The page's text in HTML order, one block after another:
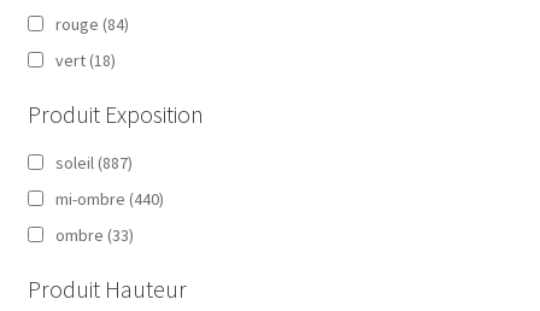
rouge (84)
vert (18)
Produit Exposition
soleil (887)
mi-ombre (440)
ombre (33)
Produit Hauteur